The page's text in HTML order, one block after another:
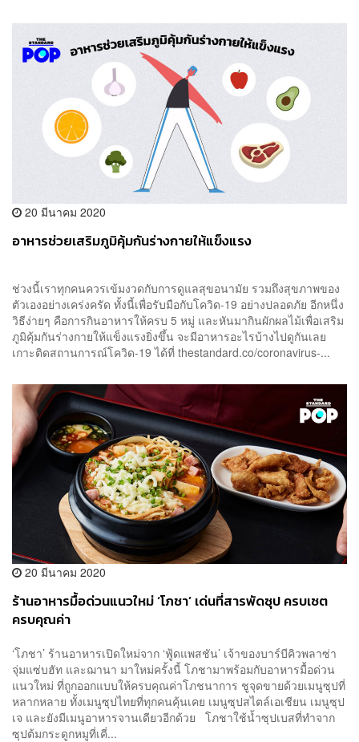
20 มีนาคม 2020
อาหารช่วยเสริมภูมิคุ้มกันร่างกายให้แข็งแรง
ช่วงนี้เราทุกคนควรเข้มงวดกับการดูแลสุขอนามัย รวมถึงสุขภาพของ
ตัวเองอย่างเคร่งครัด ทั้งนี้เพื่อรับมือกับโควิด-19 อย่างปลอดภัย อีกหนึ่ง
วิธีง่ายๆ คือการกินอาหารให้ครบ 5 หมู่ และหันมากินผักผลไม้เพื่อเสริม
ภูมิคุ้มกันร่างกายให้แข็งแรงยิ่งขึ้น จะมีอาหารอะไรบ้างไปดูกันเลย
เกาะติดสถานการณ์โควิด-19 ได้ที่ thestandard.co/coronavirus-...
20 มีนาคม 2020
ร้านอาหารมื้อด่วนแนวใหม่ ‘โภชา’ เด่นที่สารพัดซุป ครบเซต
ครบคุณค่า
‘โภชา’ ร้านอาหารเปิดใหม่จาก ‘ฟู้ดแพสชัน’ เจ้าของบาร์บีคิวพลาซ่า
จุ่มแซ่บฮัท และฌานา มาใหม่ครั้งนี้ โภชามาพร้อมกับอาหารมื้อด่วน
แนวใหม่ ที่ถูกออกแบบให้ครบคุณค่าโภชนาการ ชูจุดขายด้วยเมนูซุปที่
หลากหลาย ทั้งเมนูซุปไทยที่ทุกคนคุ้นเคย เมนูซุปสไตล์เอเชียน เมนูซุป
เจ และยังมีเมนูอาหารจานเดียวอีกด้วย โภชาใช้น้ำซุปเบสที่ทำจาก
ซุปต้มกระดูกหมูที่เคี่...